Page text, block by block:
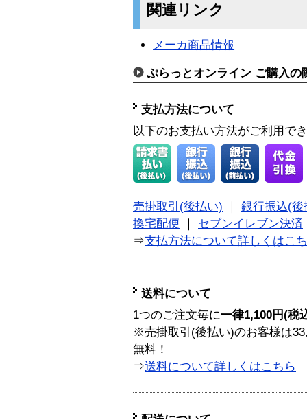
関連リンク
メーカ商品情報
ぷらっとオンライン ご購入の
支払方法について
以下のお支払い方法がご利用で
売掛取引(後払い)
銀行振込(後
換宅配便
セブンイレブン決済
⇒支払方法について詳しくはこ
送料について
1つのご注文毎に一律1,100円(税
※売掛取引(後払い)のお客様は
無料！
⇒送料について詳しくはこちら